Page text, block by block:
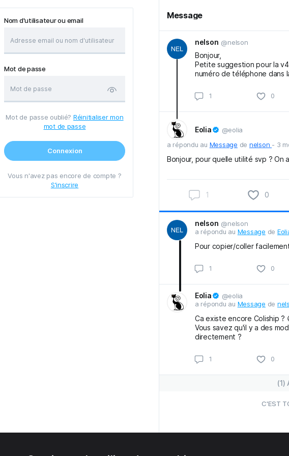
Nom d'utilisateur ou email
Mot de passe
Mot de passe oublié? Réinitialiser mon
mot de passe
Connexion
Vous n'avez pas encore de compte ?
S'inscrire
Message
nelson @nelson
Bonjour,
Petite suggestion pour la
numéro de téléphone dans
Eolia
@eolia
a répondu au Message de nelson - 3
Bonjour, pour quelle utilité svp ? On
1 0
nelson @nelson
a répondu au Message de
Pour copier/coller
1
Eolia @eolia
a répondu au Message de
Ca existe encore Coliship ?
Vous savez qu'il y a des
directement ?
(1)
C'EST